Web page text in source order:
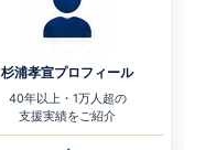
杉浦孝宣プロフィール
40年以上・1万人超の
支援実績をご紹介